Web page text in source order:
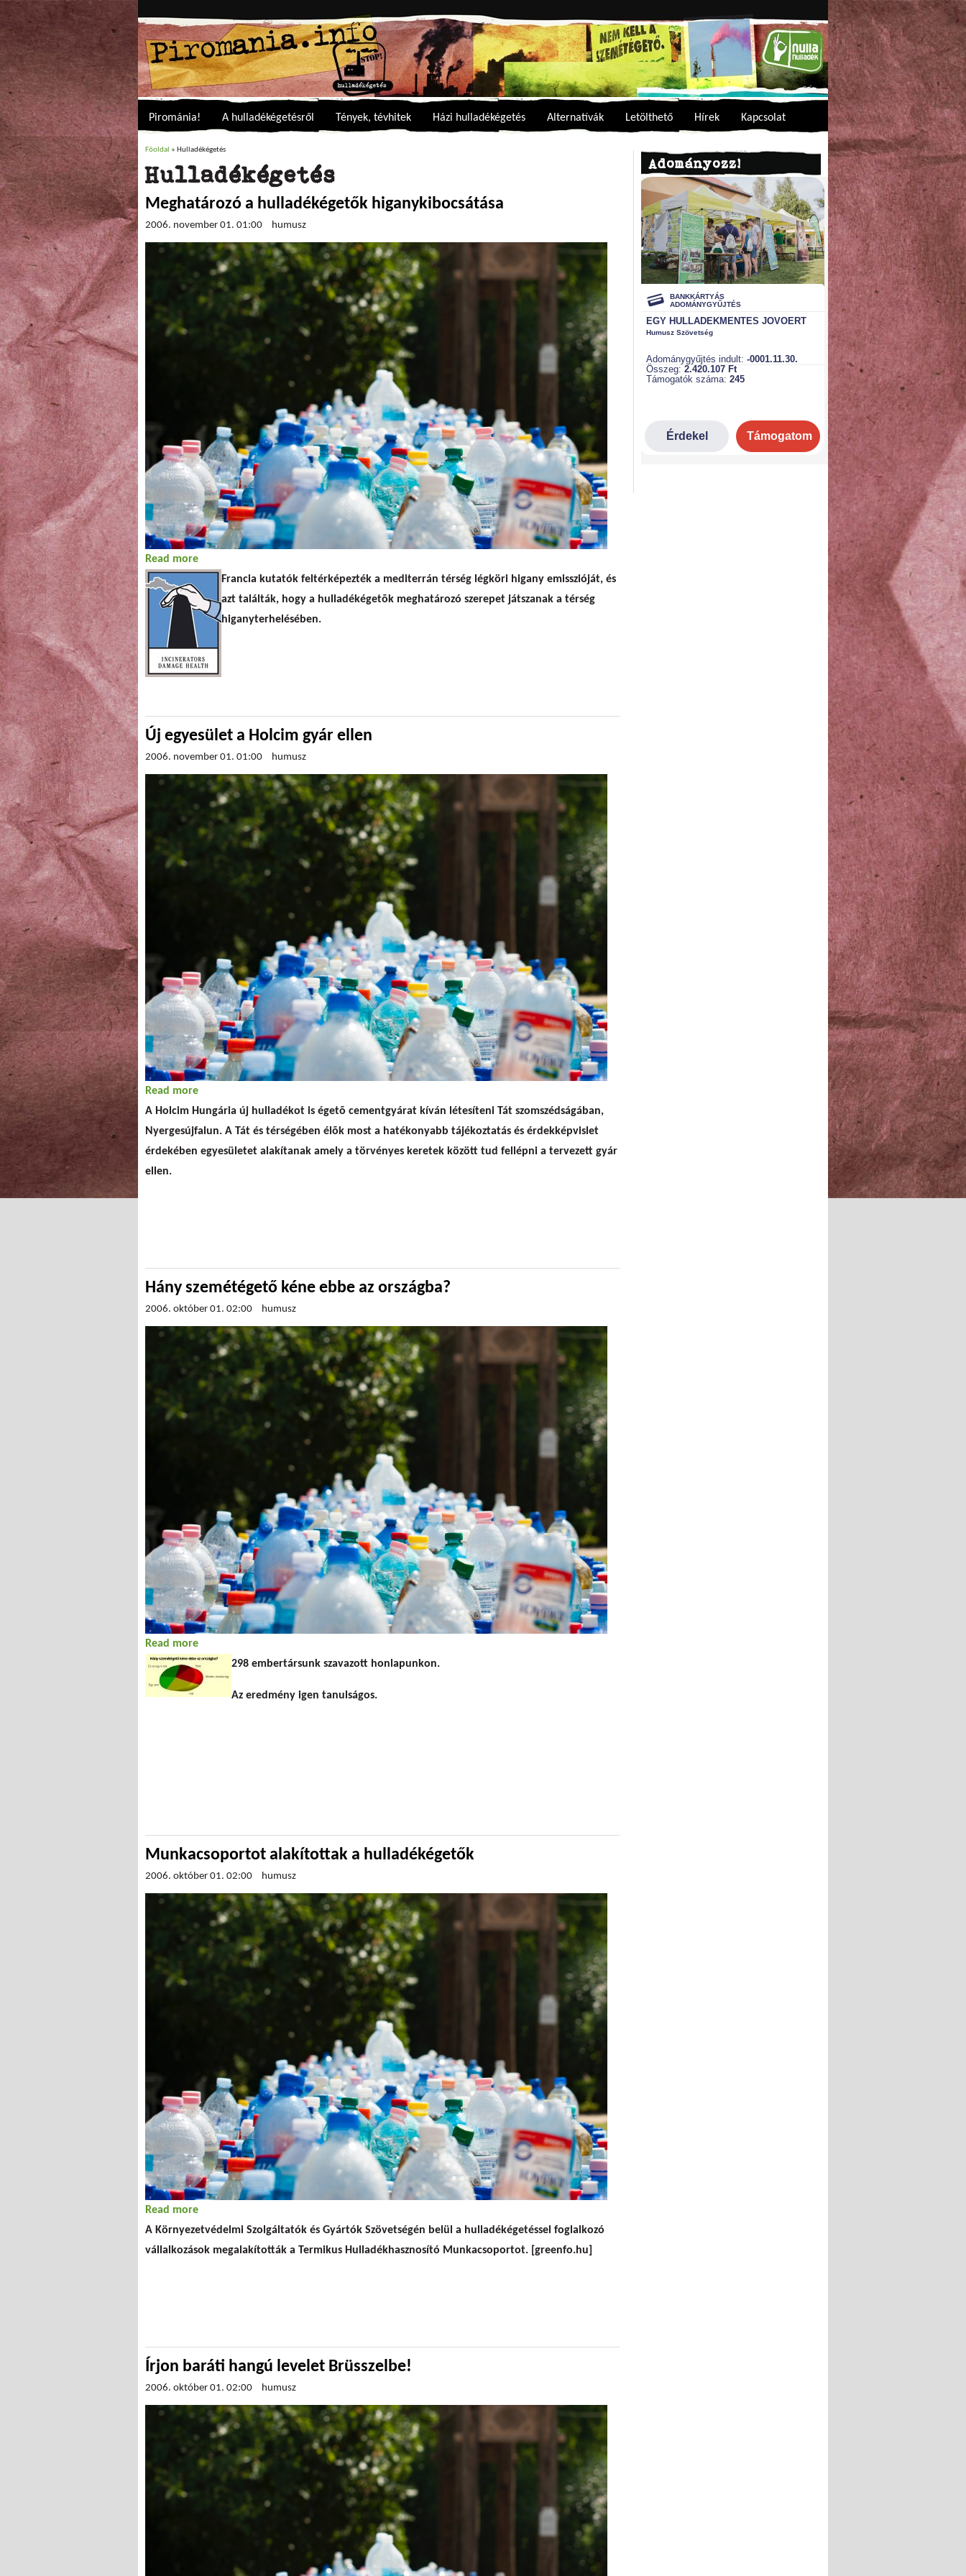
Pirománia! A hulladékégetésről Tények, tévhitek Házi hulladékégetés Alternatívák Letölthető Hírek Kapcsolat
Jelenlegi hely
Főoldal » Hulladékégetés
Hulladékégetés
Meghatározó a hulladékégetők higanykibocsátása
2006. november 01. 01:00 humusz
Read more
Francia kutatók feltérképezték a mediterrán térség légköri higany emisszióját, és
azt találták, hogy a hulladékégetõk meghatározó szerepet játszanak a térség
higanyterhelésében.
Új egyesület a Holcim gyár ellen
2006. november 01. 01:00 humusz
Read more
A Holcim Hungária új hulladékot is égetõ cementgyárat kíván létesíteni Tát szomszédságában,
Nyergesújfalun. A Tát és térségében élõk most a hatékonyabb tájékoztatás és érdekképvislet
érdekében egyesületet alakítanak amely a törvényes keretek között tud fellépni a tervezett gyár
ellen.
Hány szemétégető kéne ebbe az országba?
2006. október 01. 02:00 humusz
Read more
298 embertársunk szavazott honlapunkon.
Az eredmény igen tanulságos.
Munkacsoportot alakítottak a hulladékégetők
2006. október 01. 02:00 humusz
Read more
A Környezetvédelmi Szolgáltatók és Gyártók Szövetségén belül a hulladékégetéssel foglalkozó
vállalkozások megalakították a Termikus Hulladékhasznosító Munkacsoportot. [greenfo.hu]
Írjon baráti hangú levelet Brüsszelbe!
2006. október 01. 02:00 humusz
Adományozz!